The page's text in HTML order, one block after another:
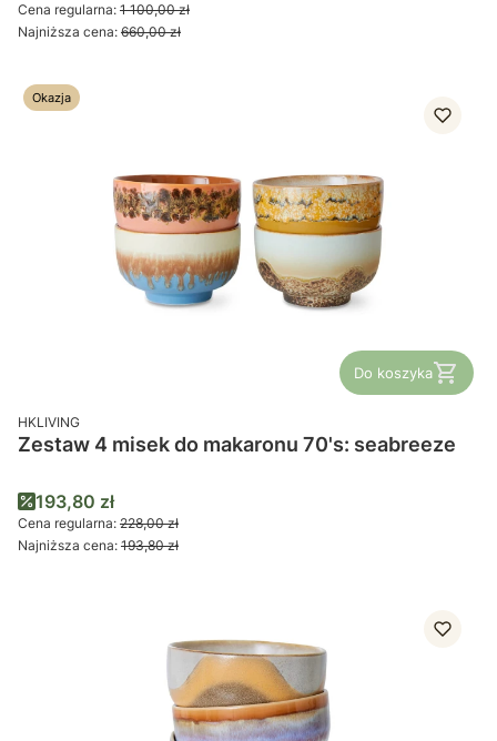
Cena regularna: 1 100,00 zł
Najniższa cena: 660,00 zł
Okazja
Do koszyka
PRODUCENT
HKLIVING
Zestaw 4 misek do makaronu 70's: seabreeze
Cena promocyjna
193,80 zł
Cena regularna: 228,00 zł
Najniższa cena: 193,80 zł